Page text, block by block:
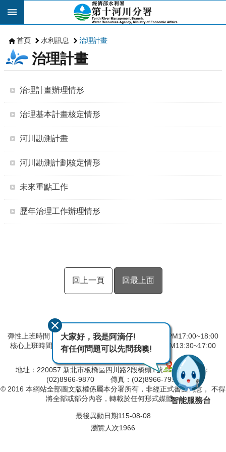
跳到主要內容區塊
首頁 水利訊息 治理計畫
治理計畫
治理計畫辦理情形
治理基本計畫核定情形
河川勘測計畫
河川勘測計劃核定情形
未來重點工作
歷年治理工作辦理情形
回上一頁 回最上面
彈性上班時間：AM8:00~09:00 彈性下班時間：PM17:00~18:00
核心上班時間：星期一 ~ 星期五 AM08:30~12:30 PM13:30~17:00
中午時間服務台不休息
地址：220057 新北市板橋區四川路2段橋頭1號
電話：
(02)8966-9870 傳真：(02)8966-7996
© 2016 本網站全部圖文版權係屬本分署所有，非經正式書面同意， 不得
將全部或部分內容，轉載於任何形式媒體。
最後異動日期115-08-08
瀏覽人次1966
大家好，我是阿滴仔!
有任何問題可以先問我噢!
智能服務台